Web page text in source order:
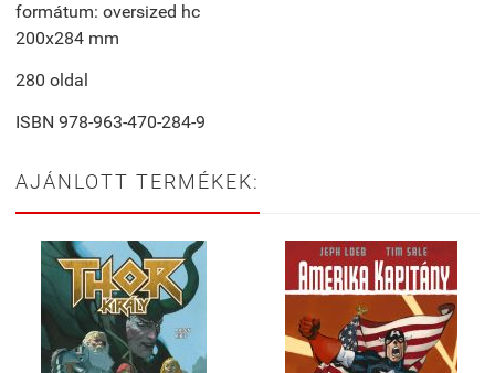
formátum: oversized hc
200x284 mm
280 oldal
ISBN 978-963-470-284-9
AJÁNLOTT TERMÉKEK: